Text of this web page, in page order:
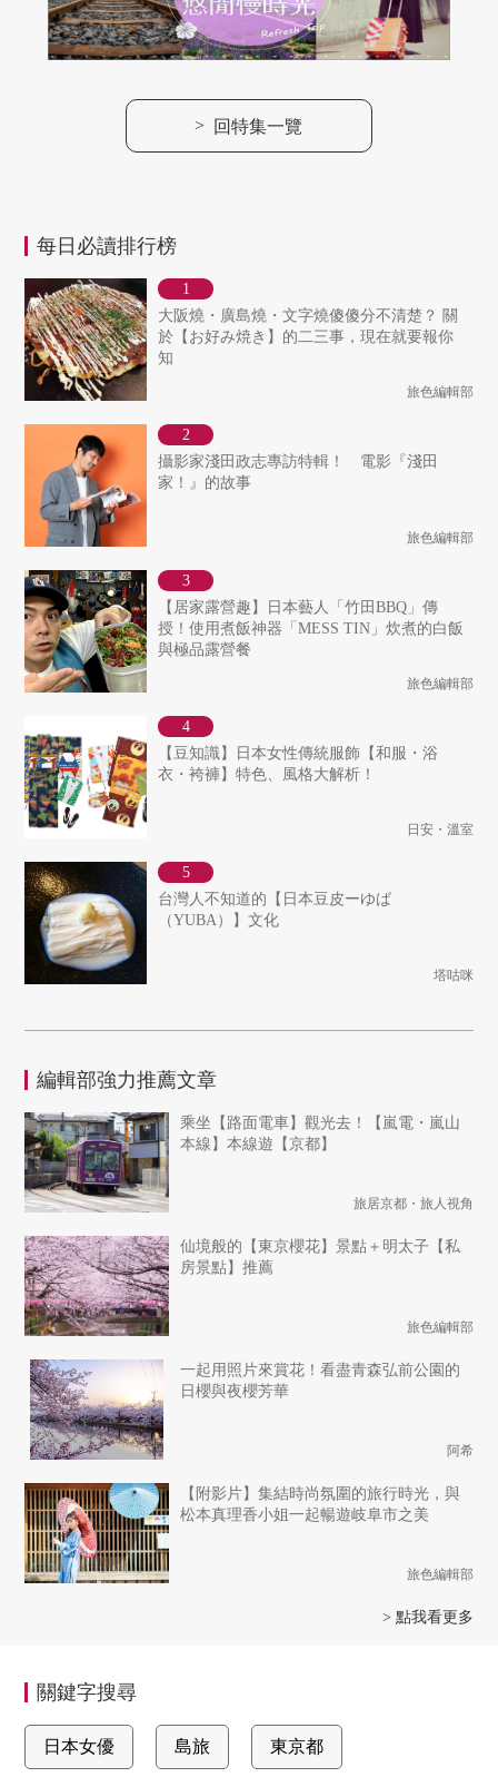
> 回特集一覽
每日必讀排行榜
大阪燒・廣島燒・文字燒傻傻分不清楚？ 關
於【お好み焼き】的二三事，現在就要報你
知
旅色編輯部
攝影家淺田政志專訪特輯！ 電影『淺田
家！』的故事
旅色編輯部
【居家露營趣】日本藝人「竹田BBQ」傳
授！使用煮飯神器「MESS TIN」炊煮的白飯
與極品露營餐
旅色編輯部
【豆知識】日本女性傳統服飾【和服・浴
衣・袴褲】特色、風格大解析！
日安・溫室
台灣人不知道的【日本豆皮ーゆば
（YUBA）】文化
塔咕咪
編輯部強力推薦文章
乘坐【路面電車】觀光去！【嵐電・嵐山
本線】本線遊【京都】
旅居京都・旅人視角
仙境般的【東京櫻花】景點＋明太子【私
房景點】推薦
旅色編輯部
一起用照片來賞花！看盡青森弘前公園的
日櫻與夜櫻芳華
阿希
【附影片】集結時尚氛圍的旅行時光，與
松本真理香小姐一起暢遊岐阜市之美
旅色編輯部
> 點我看更多
關鍵字搜尋
日本女優 島旅 東京都